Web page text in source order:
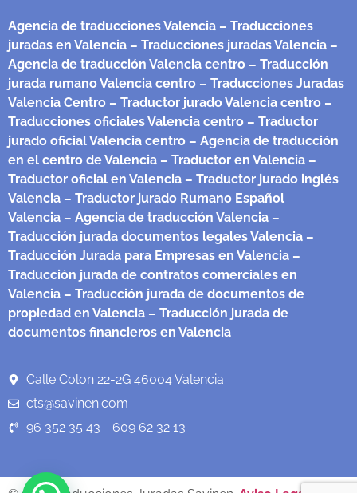
Agencia de traducciones Valencia – Traducciones
juradas en Valencia – Traducciones juradas Valencia –
Agencia de traducción Valencia centro – Traducción
jurada rumano Valencia centro – Traducciones Juradas
Valencia Centro – Traductor jurado Valencia centro –
Traducciones oficiales Valencia centro – Traductor
jurado oficial Valencia centro – Agencia de traducción
en el centro de Valencia – Traductor en Valencia –
Traductor oficial en Valencia – Traductor jurado inglés
Valencia – Traductor jurado Rumano Español
Valencia – Agencia de traducción Valencia –
Traducción jurada documentos legales Valencia –
Traducción Jurada para Empresas en Valencia –
Traducción jurada de contratos comerciales en
Valencia – Traducción jurada de documentos de
propiedad en Valencia – Traducción jurada de
documentos financieros en Valencia
Calle Colon 22-2G 46004 Valencia
cts@savinen.com
96 352 35 43 - 609 62 32 13